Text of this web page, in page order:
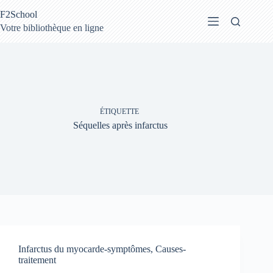
au
contenu
F2School
Votre bibliothèque en ligne
ÉTIQUETTE
Séquelles après infarctus
Infarctus du myocarde-symptômes, Causes-
traitement